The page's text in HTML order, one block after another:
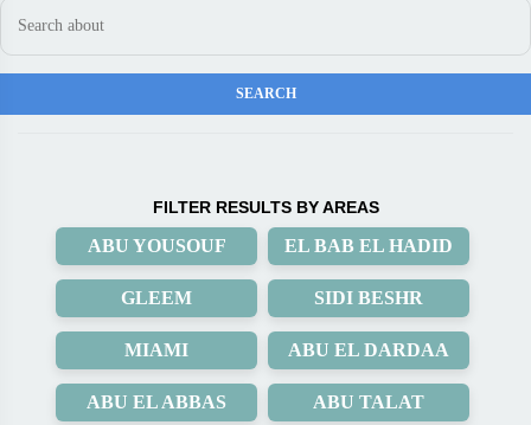
FILTER RESULTS BY AREAS
ABU YOUSOUF EL BAB EL HADID
GLEEM SIDI BESHR
MIAMI ABU EL DARDAA
ABU EL ABBAS ABU TALAT